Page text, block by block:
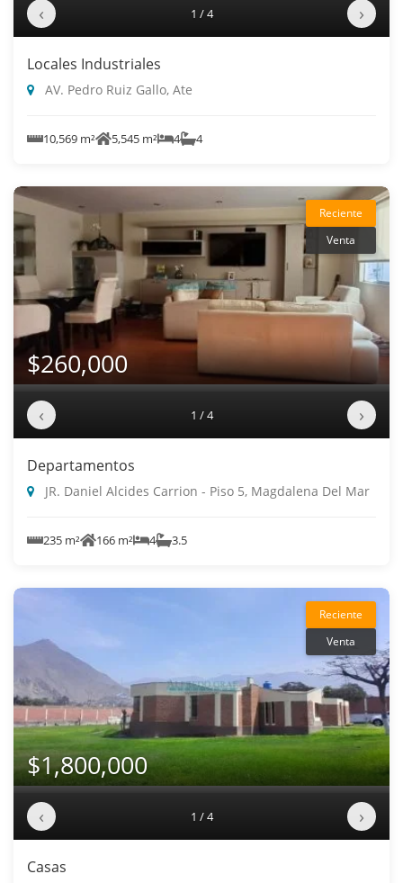
‹ 1 / 4 ›
Locales Industriales
AV. Pedro Ruiz Gallo, Ate
10,569 m² 5,545 m² 4 4
Reciente
Venta
$260,000
‹ 1 / 4 ›
Departamentos
JR. Daniel Alcides Carrion - Piso 5, Magdalena Del Mar
235 m² 166 m² 4 3.5
Reciente
Venta
$1,800,000
‹ 1 / 4 ›
Casas